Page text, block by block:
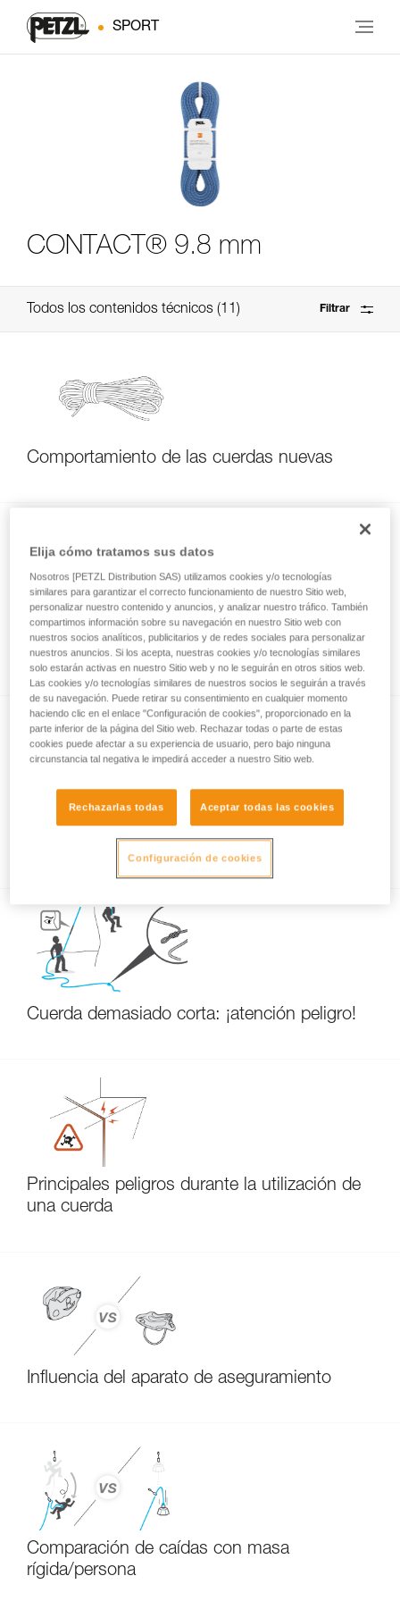
SPORT
CONTACT® 9.8 mm
Todos los contenidos técnicos 11 Filtrar
Comportamiento de las cuerdas nuevas
Evolución de la longitud de la cuerda con el
uso
Longitud de la cuerda nueva y mitad de la
Cuerda demasiado corta: ¡atención peligro!
Principales peligros durante la utilización de
una cuerda
Influencia del aparato de aseguramiento
Comparación de caídas con masa
rígida/persona
Elija cómo tratamos sus datos
Nosotros [PETZL Distribution SAS) utilizamos cookies y/o tecnologías
similares para garantizar el correcto funcionamiento de nuestro Sitio web,
personalizar nuestro contenido y anuncios, y analizar nuestro tráfico. También
compartimos información sobre su navegación en nuestro Sitio web con
nuestros socios analíticos, publicitarios y de redes sociales para personalizar
nuestros anuncios. Si los acepta, nuestras cookies y/o tecnologías similares
solo estarán activas en nuestro Sitio web y no le seguirán en otros sitios web.
Las cookies y/o tecnologías similares de nuestros socios le seguirán a través
de su navegación. Puede retirar su consentimiento en cualquier momento
haciendo clic en el enlace "Configuración de cookies", proporcionado en la
parte inferior de la página del Sitio web. Rechazar todas o parte de estas
cookies puede afectar a su experiencia de usuario, pero bajo ninguna
circunstancia tal negativa le impedirá acceder a nuestro Sitio web.
Rechazarlas todas Aceptar todas las cookies
Configuración de cookies